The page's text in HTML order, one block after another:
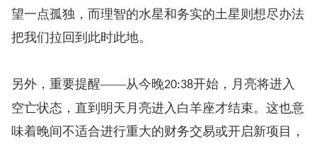
望一点孤独，而理智的水星和务实的土星则想尽办法
把我们拉回到此时此地。
另外，重要提醒——从今晚20:38开始，月亮将进入
空亡状态，直到明天月亮进入白羊座才结束。这也意
味着晚间不适合进行重大的财务交易或开启新项目，